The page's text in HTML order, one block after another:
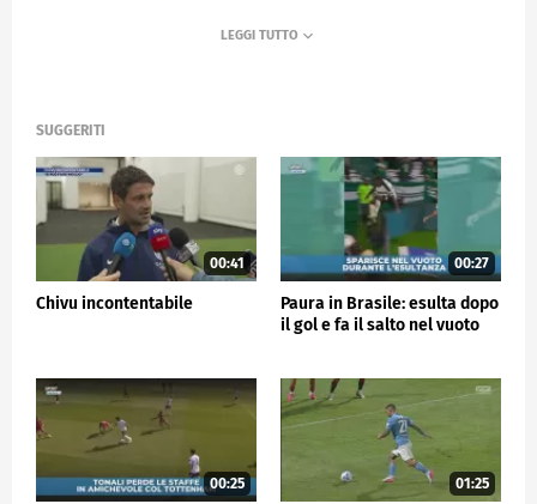
SUGGERITI
00:41
Chivu incontentabile
00:27
Paura in Brasile: esulta dopo
il gol e fa il salto nel vuoto
00:25 01:25